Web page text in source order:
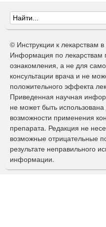
Ф
о
р
м
а
п
о
и
с
к
© Инструкции к лекарствам
Информация по лекарствам
ознакомления, а не для
консультации врача и не
положительного эффекта
Приведенная научная
не может быть
возможности применения
препарата. Редакция не
возможные отрицательные
результате неправильного
информации.